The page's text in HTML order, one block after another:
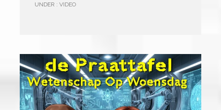
UNDER : VIDEO